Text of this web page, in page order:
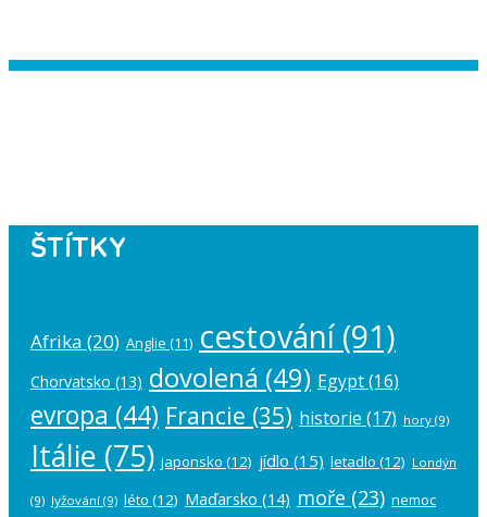
ŠTÍTKY
Afrika (20) Anglie (11) cestování(91)
Chorvatsko (13) dovolená (49) Egypt(16)
evropa (44) Francie (35) historie (17) hory (9)
Itálie (75) japonsko (12) jídlo (15) letadlo (12) Londýn
(9) lyžování (9) léto (12) Maďarsko (14) moře (23) nemoc